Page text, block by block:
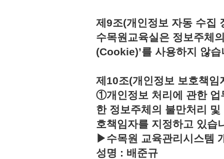
제9조(개인정보 자동 수집
수목원교육실은 정보주체
(Cookie)’를 사용하지 않습
제10조(개인정보 보호책임
①개인정보 처리에 관한 업
한 정보주체의 불만처리
호책임자를 지정하고 있습
▶수목원 교육관리시스템
성명 : 배준규